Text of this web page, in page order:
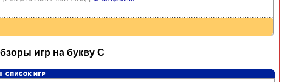
игр на букву C